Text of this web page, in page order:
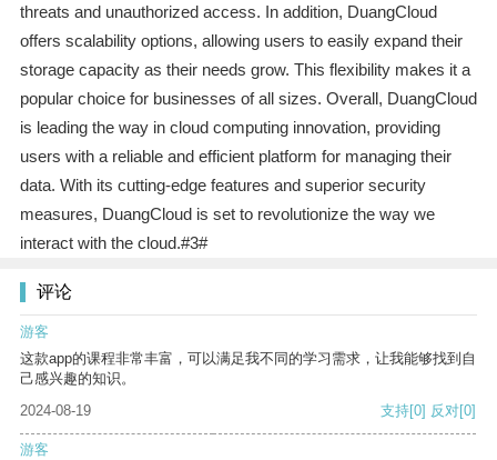
threats and unauthorized access. In addition, DuangCloud
offers scalability options, allowing users to easily expand their
storage capacity as their needs grow. This flexibility makes it a
popular choice for businesses of all sizes. Overall, DuangCloud
is leading the way in cloud computing innovation, providing
users with a reliable and efficient platform for managing their
data. With its cutting-edge features and superior security
measures, DuangCloud is set to revolutionize the way we
interact with the cloud.#3#
评论
游客
这款app的课程非常丰富，可以满足我不同的学习需求，让我能够找到自
己感兴趣的知识。
2024-08-19
支持[0] 反对[0]
游客